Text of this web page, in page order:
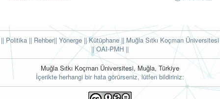
|| Politika || Rehber|| Yönerge || Kütüphane|| Muğla Sıtkı Koçman Üniversitesi
||OAI-PMH ||
Muğla Sıtkı Koçman Üniversitesi, Muğla, Türkiye
İçerikte herhangi bir hata görürseniz, lütfen bildiriniz: